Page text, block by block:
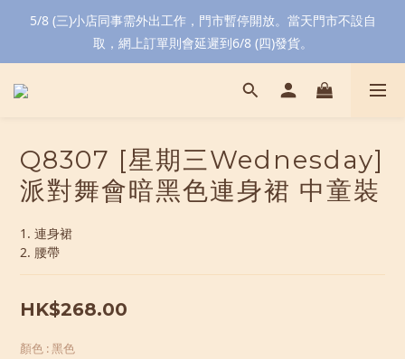
5/8 (三)小店同事需外出工作，門市暫停開放。當天門市不設自
取，網上訂單則會延遲到6/8 (四)發貨。
Q8307 [星期三Wednesday]
派對舞會暗黑色連身裙 中童裝
1. 連身裙
2. 腰帶
HK$268.00
顏色 : 黑色